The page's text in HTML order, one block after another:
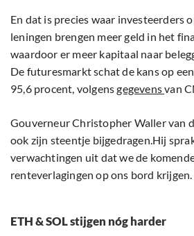
En dat is precies waar investeerders
leningen brengen meer geld in het
waardoor er meer kapitaal naar
De futuresmarkt schat de kans op
95,6 procent, volgensgegevensvan
Gouverneur Christopher Waller van
ook zijn steentje bijgedragen.Hij
verwachtingen uit dat we de
renteverlagingen op ons bord krijgen.
ETH & SOL stijgen nóg harder